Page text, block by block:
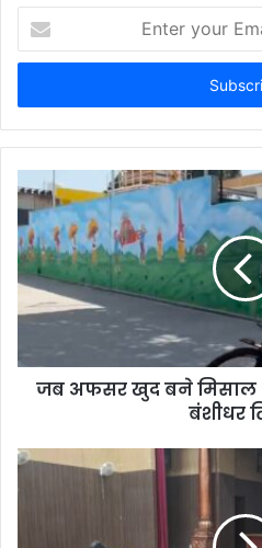
your
Email
जब अफसर खुद बने मिसाल
बंशीधर